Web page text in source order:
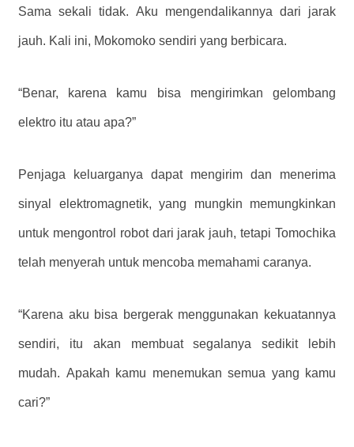
Sama sekali tidak. Aku mengendalikannya dari jarak
jauh. Kali ini, Mokomoko sendiri yang berbicara.
“Benar, karena kamu bisa mengirimkan gelombang
elektro itu atau apa?”
Penjaga keluarganya dapat mengirim dan menerima
sinyal elektromagnetik, yang mungkin memungkinkan
untuk mengontrol robot dari jarak jauh, tetapi Tomochika
telah menyerah untuk mencoba memahami caranya.
“Karena aku bisa bergerak menggunakan kekuatannya
sendiri, itu akan membuat segalanya sedikit lebih
mudah. Apakah kamu menemukan semua yang kamu
cari?”